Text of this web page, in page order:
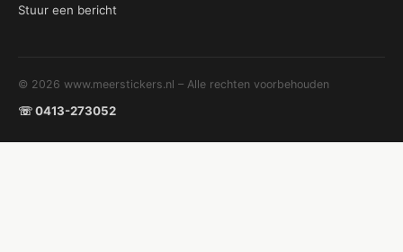
Stuur een bericht
© 2026 www.meerstickers.nl – Alle rechten voorbehouden
☏ 0413-273052